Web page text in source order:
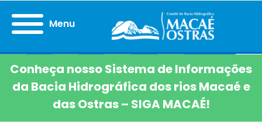
Menu
Conheça nosso Sistema de Informações
da Bacia Hidrográfica dos rios Macaé e
das Ostras – SIGA MACAÉ!